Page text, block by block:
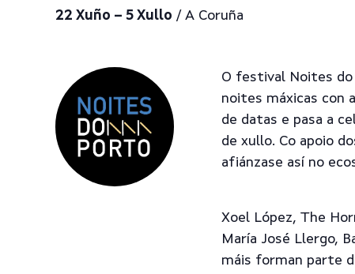
Pulsa enter para buscar
22 Xuño – 5 Xullo / A Coruña
O festival Noites do
noites máxicas con
de datas e pasa a
de xullo. Co apoio
afiánzase así no
Xoel López, The
María José Llergo,
máis forman parte